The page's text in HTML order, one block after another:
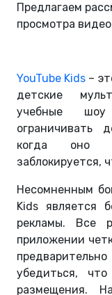
Предлагаем
просмотра
YouTube Kids –
детские
учебные
ограничивать
когда оно
заблокируется,
Несомненным
Kids является
рекламы. Все
приложении
убедиться,
размещения.